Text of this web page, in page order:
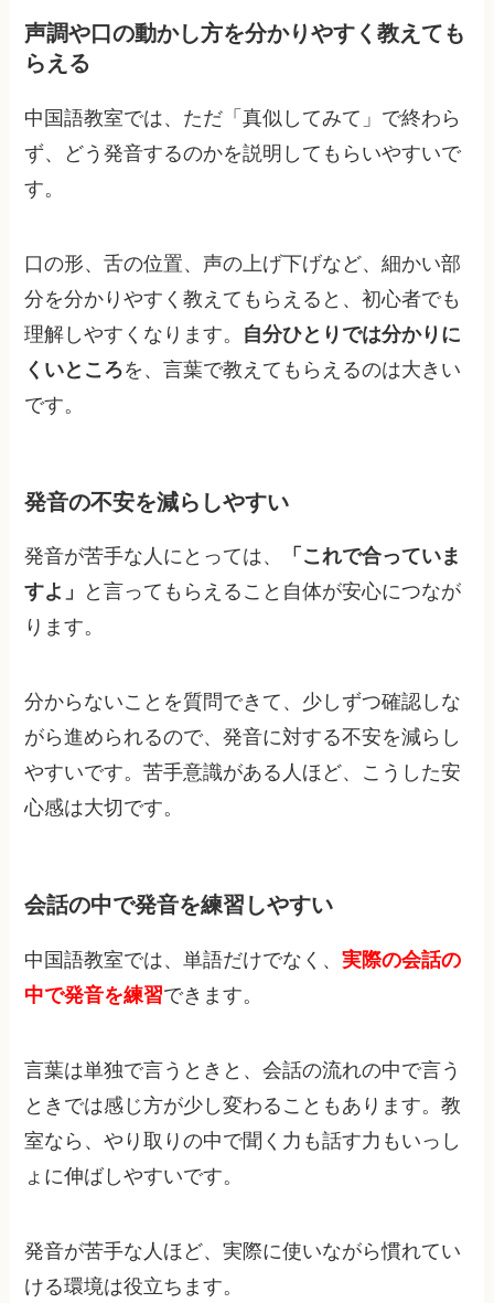
声調や口の動かし方を分かりやすく教えても
らえる
中国語教室では、ただ「真似してみて」で終わら
ず、どう発音するのかを説明してもらいやすいで
す。
口の形、舌の位置、声の上げ下げなど、細かい部
分を分かりやすく教えてもらえると、初心者でも
理解しやすくなります。 自分ひとりでは分かりに
くいところを、言葉で教えてもらえるのは大きい
です。
発音の不安を減らしやすい
発音が苦手な人にとっては、
「これで合っていま
すよ」
と言ってもらえること自体が安心につなが
ります。
分からないことを質問できて、少しずつ確認しな
がら進められるので、発音に対する不安を減らし
やすいです。苦手意識がある人ほど、こうした安
心感は大切です。
会話の中で発音を練習しやすい
中国語教室では、単語だけでなく、実際の会話の
中で発音を練習できます。
言葉は単独で言うときと、会話の流れの中で言う
ときでは感じ方が少し変わることもあります。教
室なら、やり取りの中で聞く力も話す力もいっし
ょに伸ばしやすいです。
発音が苦手な人ほど、実際に使いながら慣れてい
ける環境は役立ちます。